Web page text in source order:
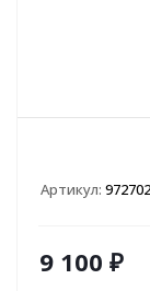
Артикул:
9 100 ₽